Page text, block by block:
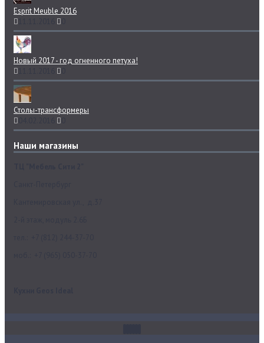
Esprit Meuble 2016
Новый 2017 - год огненного петуха!
Столы-трансформеры
Наши магазины